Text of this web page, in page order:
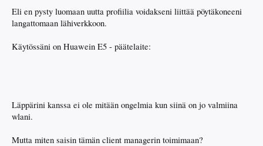
Eli en pysty luomaan uutta profiilia voidakseni liittää pöytäkoneeni
langattomaan lähiverkkoon.
Käytössäni on Huawein E5 - päätelaite:
Läppärini kanssa ei ole mitään ongelmia kun siinä on jo valmiina
wlani.
Mutta miten saisin tämän client managerin toimimaan?